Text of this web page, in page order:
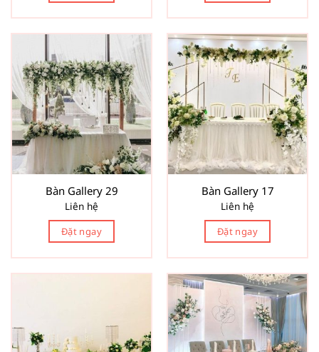
Bàn Gallery 29
Liên hệ
Đặt ngay
Bàn Gallery 17
Liên hệ
Đặt ngay